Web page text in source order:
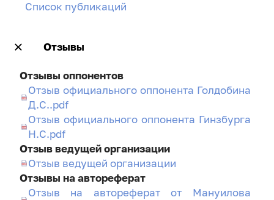
Список публикаций
Отзывы
Отзывы оппонентов
Отзыв официального оппонента Голдобина
Д.С..pdf
Отзыв официального оппонента Гинзбурга
Н.С.pdf
Отзыв ведущей организации
Отзыв ведущей организации
Отзывы на автореферат
Отзыв на автореферат от Мануилова